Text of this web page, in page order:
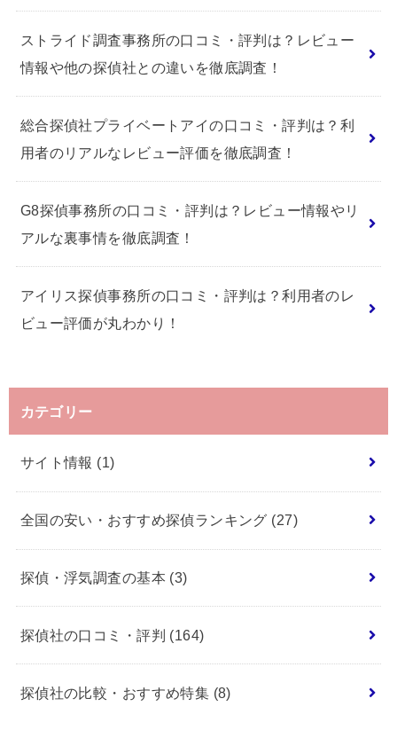
ストライド調査事務所の口コミ・評判は？レビュー
情報や他の探偵社との違いを徹底調査！
総合探偵社プライベートアイの口コミ・評判は？利
用者のリアルなレビュー評価を徹底調査！
G8探偵事務所の口コミ・評判は？レビュー情報やリ
アルな裏事情を徹底調査！
アイリス探偵事務所の口コミ・評判は？利用者のレ
ビュー評価が丸わかり！
カテゴリー
サイト情報 (1)
全国の安い・おすすめ探偵ランキング (27)
探偵・浮気調査の基本 (3)
探偵社の口コミ・評判 (164)
探偵社の比較・おすすめ特集 (8)